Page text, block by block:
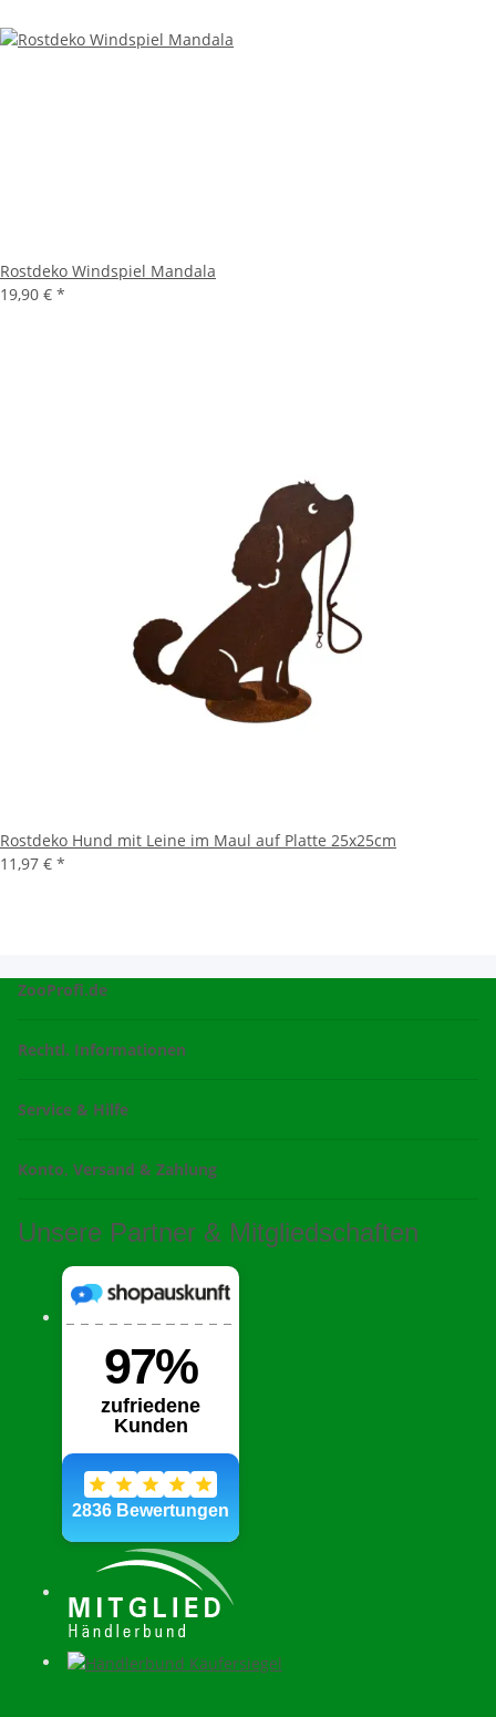
Rostdeko Windspiel Mandala
19,90 € *
Rostdeko Hund mit Leine im Maul auf Platte 25x25cm
11,97 € *
ZooProfi.de
Rechtl. Informationen
Service & Hilfe
Konto, Versand & Zahlung
Unsere Partner & Mitgliedschaften